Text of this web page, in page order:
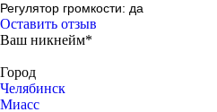
Регулятор громкости: да
Оставить отзыв
Ваш никнейм*
Город
Челябинск
Миасс